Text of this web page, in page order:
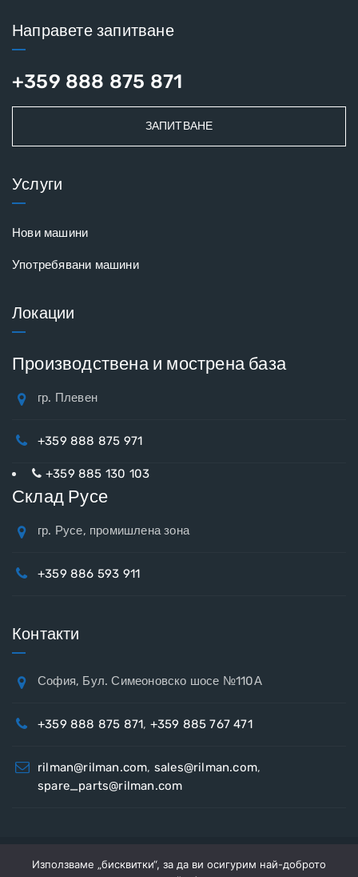
Направете запитване
+359 888 875 871
ЗАПИТВАНЕ
Услуги
Нови машини
Употребявани машини
Локации
Производствена и мострена база
гр. Плевен
+359 888 875 971
+359 885 130 103
Склад Русе
гр. Русе, промишлена зона
+359 886 593 911
Контакти
София, Бул. Симеоновско шосе №110А
+359 888 875 871, +359 885 767 471
rilman@rilman.com, sales@rilman.com,
spare_parts@rilman.com
Copyright © 2026РилманВсички права запазени.
Използваме „бисквитки“, за да ви осигурим най-доброто